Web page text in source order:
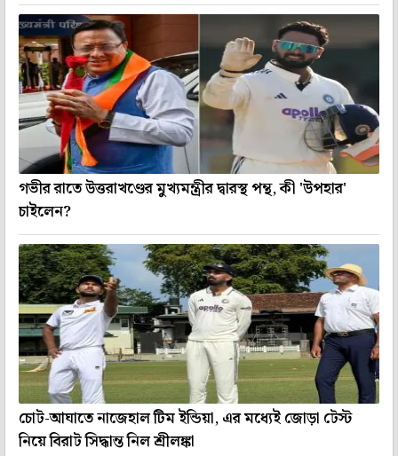
গভীর রাতে উত্তরাখণ্ডের মুখ্যমন্ত্রীর দ্বারস্থ পন্থ, কী 'উপহার'
চাইলেন?
চোট-আঘাতে নাজেহাল টিম ইন্ডিয়া, এর মধ্যেই জোড়া টেস্ট
নিয়ে বিরাট সিদ্ধান্ত নিল শ্রীলঙ্কা